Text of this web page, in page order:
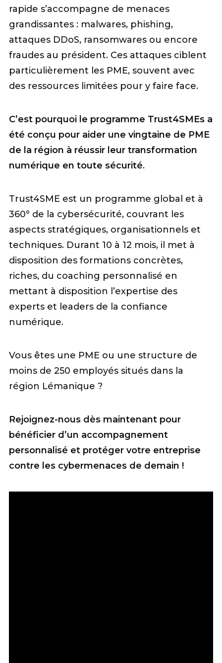
rapide s’accompagne de menaces
grandissantes : malwares, phishing,
attaques DDoS, ransomwares ou encore
fraudes au président. Ces attaques ciblent
particulièrement les PME, souvent avec
des ressources limitées pour y faire face.
C’est pourquoi le programme Trust4SMEs a
été conçu pour aider une vingtaine de PME
de la région à réussir leur transformation
numérique en toute sécurité.
Trust4SME est un programme global et à
360° de la cybersécurité, couvrant les
aspects stratégiques, organisationnels et
techniques. Durant 10 à 12 mois, il met à
disposition des formations concrètes,
riches, du coaching personnalisé en
mettant à disposition l’expertise des
experts et leaders de la confiance
numérique.
Vous êtes une PME ou une structure de
moins de 250 employés situés dans la
région Lémanique ?
Rejoignez-nous dès maintenant pour
bénéficier d’un accompagnement
personnalisé et protéger votre entreprise
contre les cybermenaces de demain !